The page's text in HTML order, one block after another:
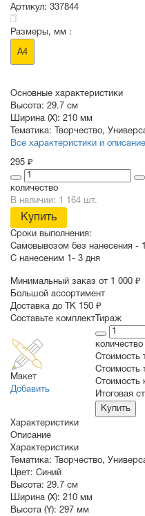
Артикул: 337844
Размеры, мм :
A4
Основные характеристики
Высота: 29.7 см
Ширина (X): 210 мм
Тематика:
Творчество,
Все характеристики и описание
295 ₽
количество
В наличии: 1 164 шт.
Купить
Сроки выполнения:
Самовывозом без нанесения -
С нанесеним
1- 3 дня
Минимальный заказ от 1 000 ₽
Большой ассортимент
Доставка до ТК 150 ₽
Составьте комплект
Макет
Добавить
Тираж
количество
Стоимость
Cтоимость
Стоимость
Итоговая
Купить
Характеристики
Описание
Характеристики
Тематика:
Творчество,
Цвет: Синий
Высота: 29.7 см
Ширина (X): 210 мм
Высота (Y): 297 мм